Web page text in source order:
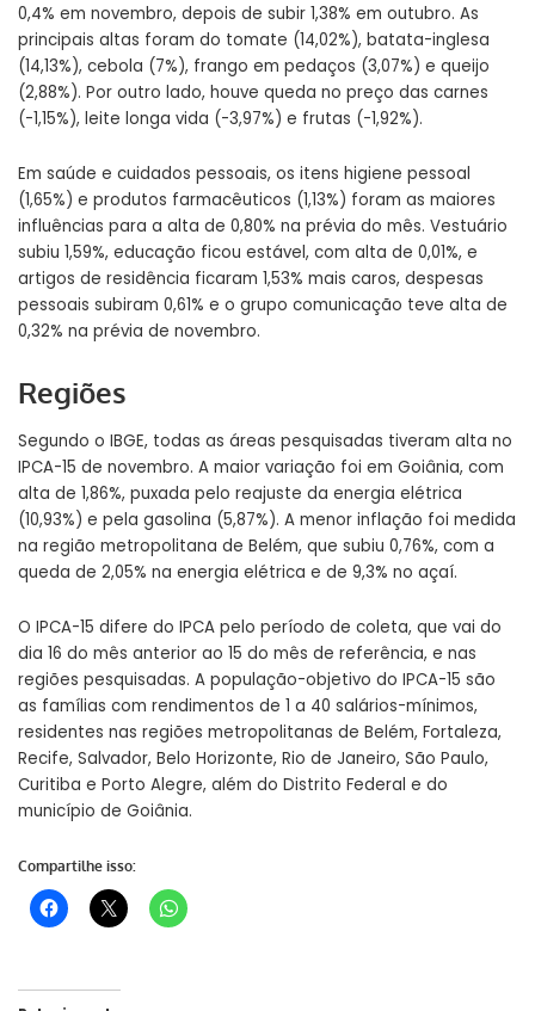
0,4% em novembro, depois de subir 1,38% em outubro. As
principais altas foram do tomate (14,02%), batata-inglesa
(14,13%), cebola (7%), frango em pedaços (3,07%) e queijo
(2,88%). Por outro lado, houve queda no preço das carnes
(-1,15%), leite longa vida (-3,97%) e frutas (-1,92%).
Em saúde e cuidados pessoais, os itens higiene pessoal
(1,65%) e produtos farmacêuticos (1,13%) foram as maiores
influências para a alta de 0,80% na prévia do mês. Vestuário
subiu 1,59%, educação ficou estável, com alta de 0,01%, e
artigos de residência ficaram 1,53% mais caros, despesas
pessoais subiram 0,61% e o grupo comunicação teve alta de
0,32% na prévia de novembro.
Regiões
Segundo o IBGE, todas as áreas pesquisadas tiveram alta no
IPCA-15 de novembro. A maior variação foi em Goiânia, com
alta de 1,86%, puxada pelo reajuste da energia elétrica
(10,93%) e pela gasolina (5,87%). A menor inflação foi medida
na região metropolitana de Belém, que subiu 0,76%, com a
queda de 2,05% na energia elétrica e de 9,3% no açaí.
O IPCA-15 difere do IPCA pelo período de coleta, que vai do
dia 16 do mês anterior ao 15 do mês de referência, e nas
regiões pesquisadas. A população-objetivo do IPCA-15 são
as famílias com rendimentos de 1 a 40 salários-mínimos,
residentes nas regiões metropolitanas de Belém, Fortaleza,
Recife, Salvador, Belo Horizonte, Rio de Janeiro, São Paulo,
Curitiba e Porto Alegre, além do Distrito Federal e do
município de Goiânia.
Compartilhe isso: